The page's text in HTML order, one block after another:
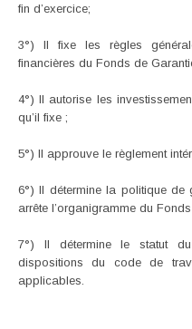
fin d’exercice;
3°) Il fixe les règles
financières du Fonds de
4°) Il autorise les
qu’il fixe ;
5°) Il approuve le règlement
6°) Il détermine la politique de
arrête l’organigramme du
7°) Il détermine le statut
dispositions du code de
applicables.